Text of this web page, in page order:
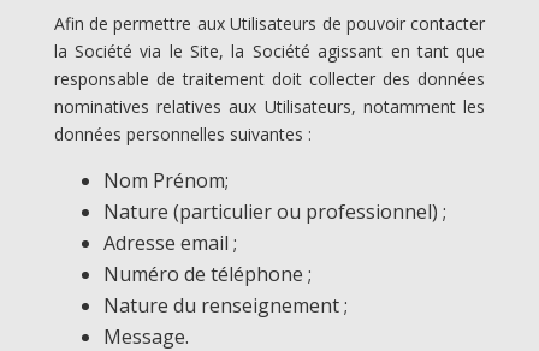
Afin de permettre aux Utilisateurs de pouvoir contacter
la Société via le Site, la Société agissant en tant que
responsable de traitement doit collecter des données
nominatives relatives aux Utilisateurs, notamment les
données personnelles suivantes :
Nom Prénom;
Nature (particulier ou professionnel) ;
Adresse email ;
Numéro de téléphone ;
Nature du renseignement ;
Message.